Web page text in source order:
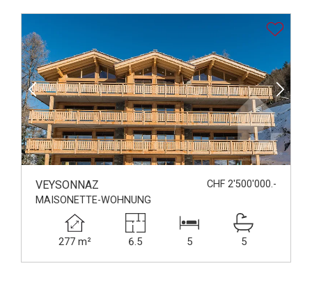
VEYSONNAZ
CHF 2'500'000.-
MAISONETTE-WOHNUNG
277 m² 6.5 5 5